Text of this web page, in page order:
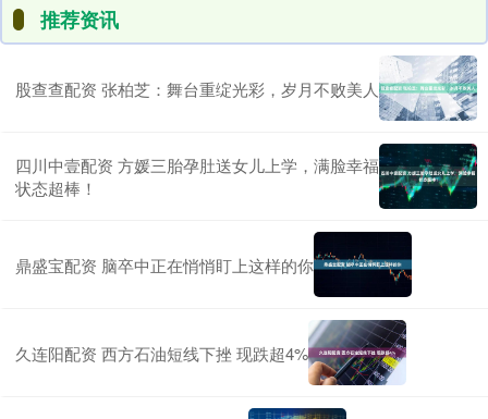
推荐资讯
股查查配资 张柏芝：舞台重绽光彩，岁月不败美人
四川中壹配资 方媛三胎孕肚送女儿上学，满脸幸福
状态超棒！
鼎盛宝配资 脑卒中正在悄悄盯上这样的你
久连阳配资 西方石油短线下挫 现跌超4%